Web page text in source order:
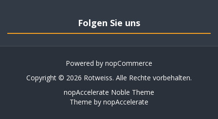
Folgen Sie uns
Powered by nopCommerce
Copyright © 2026 Rotweiss. Alle Rechte vorbehalten.
nopAccelerate Noble Theme
Theme by nopAccelerate